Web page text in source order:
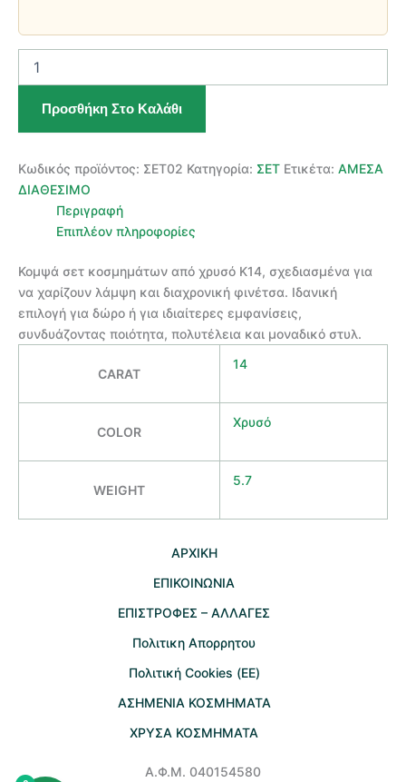
Κοσμημάτων
Χρυσό
ποσότητα
Προσθήκη Στο Καλάθι
Κωδικός προϊόντος: ΣΕΤ02 Κατηγορία: ΣΕΤ Ετικέτα: ΑΜΕΣΑ
ΔΙΑΘΕΣΙΜΟ
Περιγραφή
Επιπλέον πληροφορίες
Κομψά σετ κοσμημάτων από χρυσό Κ14, σχεδιασμένα για
να χαρίζουν λάμψη και διαχρονική φινέτσα. Ιδανική
επιλογή για δώρο ή για ιδιαίτερες εμφανίσεις,
συνδυάζοντας ποιότητα, πολυτέλεια και μοναδικό στυλ.
CARAT
14
COLOR
Χρυσό
WEIGHT
5.7
AΡΧΙΚΗ
ΕΠΙΚΟΙΝΩΝΙΑ
EΠΙΣΤΡΟΦΕΣ – ΑΛΛΑΓΕΣ
Πολιτικη Απορρητου
Πολιτική Cookies (ΕΕ)
ΑΣΗΜΕΝΙΑ ΚΟΣΜΗΜΑΤΑ
ΧΡΥΣΑ ΚΟΣΜΗΜΑΤΑ
Α.Φ.Μ. 040154580